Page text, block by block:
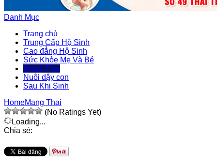
Danh Mục
Trang chủ
Trung Cấp Hộ Sinh
Cao đẳng Hộ Sinh
Sức Khỏe Mẹ Và Bé
Mang Thai
Nuôi dậy con
Sau Khi Sinh
HomeMang Thai
(No Ratings Yet)
Loading...
Chia sẻ: